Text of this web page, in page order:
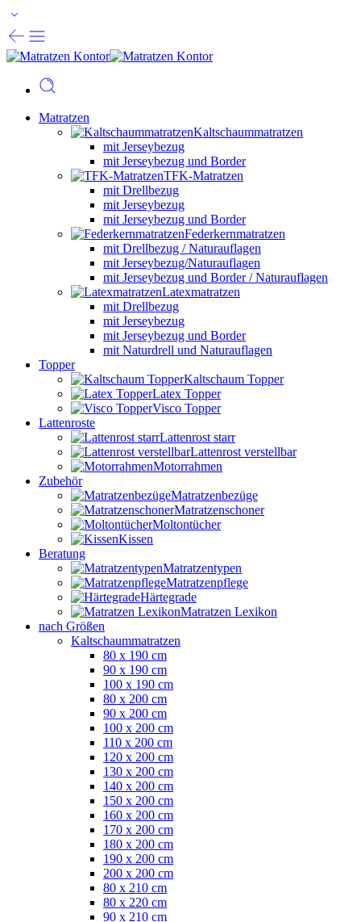
Matratzen
Kaltschaummatratzen
mit Jerseybezug
mit Jerseybezug und Border
TFK-Matratzen
mit Drellbezug
mit Jerseybezug
mit Jerseybezug und Border
Federkernmatratzen
mit Drellbezug / Naturauflagen
mit Jerseybezug/Naturauflagen
mit Jerseybezug und Border / Naturauflagen
Latexmatratzen
mit Drellbezug
mit Jerseybezug
mit Jerseybezug und Border
mit Naturdrell und Naturauflagen
Topper
Kaltschaum Topper
Latex Topper
Visco Topper
Lattenroste
Lattenrost starr
Lattenrost verstellbar
Motorrahmen
Zubehör
Matratzenbezüge
Matratzenschoner
Moltontücher
Kissen
Beratung
Matratzentypen
Matratzenpflege
Härtegrade
Matratzen Lexikon
nach Größen
Kaltschaummatratzen
80 x 190 cm
90 x 190 cm
100 x 190 cm
80 x 200 cm
90 x 200 cm
100 x 200 cm
110 x 200 cm
120 x 200 cm
130 x 200 cm
140 x 200 cm
150 x 200 cm
160 x 200 cm
170 x 200 cm
180 x 200 cm
190 x 200 cm
200 x 200 cm
80 x 210 cm
80 x 220 cm
90 x 210 cm